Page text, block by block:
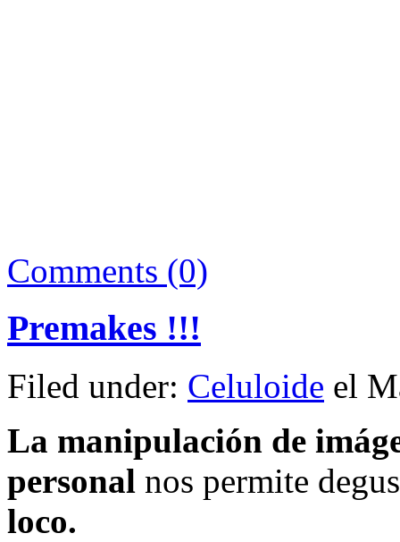
Comments (0)
Premakes !!!
Filed under: Celuloide el
La manipulación de
personal nos permite
loco.